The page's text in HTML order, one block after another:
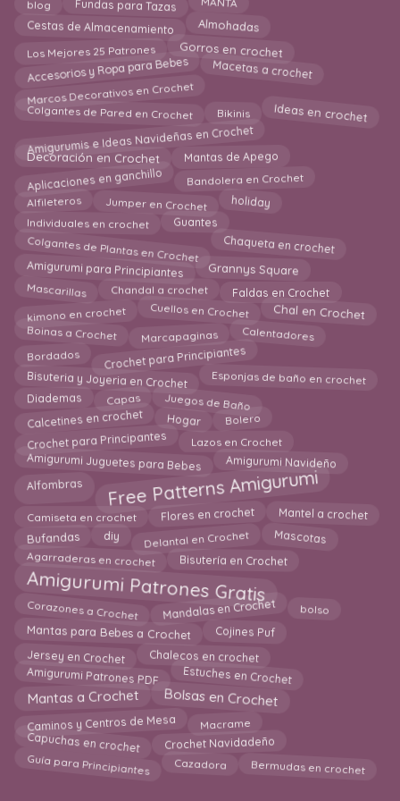
Fundas para Tazas MANTA
Cestas de Almacenamiento Almohadas
Los Mejores 25 Patrones Gorros en crochet
Accesorios y Ropa para Bebes Macetas a crochet
Marcos Decorativos en Crochet
Colgantes de Pared en Crochet Bikinis Ideas en crochet
Amigurumis e Ideas Navideñas en Crochet
Decoración en Crochet Mantas de Apego
Aplicaciones en ganchillo Bandolera en Crochet
Alfileteros Jumper en Crochet holiday
Individuales en crochet Guantes
Colgantes de Plantas en Crochet Chaqueta en crochet
Amigurumi para Principiantes Grannys Square
Mascarillas Chandal a crochet Faldas en Crochet
kimono en crochet Cuellos en Crochet Chal en Crochet
Boinas a Crochet Marcapaginas Calentadores
Bordados Crochet para Principiantes
Bisuteria y Joyeria en Crochet Esponjas de baño en crochet
Diademas Capas Juegos de Baño
Calcetines en crochet Hogar Bolero
Crochet para Principantes Lazos en Crochet
Amigurumi Juguetes para Bebes Amigurumi Navideño
Alfombras Free Patterns Amigurumi
Camiseta en crochet Flores en crochet Mantel a crochet
Bufandas diy Delantal en Crochet Mascotas
Agarraderas en crochet Bisutería en Crochet
Amigurumi Patrones Gratis
Corazones a Crochet Mandalas en Crochet bolso
Mantas para Bebes a Crochet Cojines Puf
Jersey en Crochet Chalecos en crochet
Amigurumi Patrones PDF Estuches en Crochet
Mantas a Crochet Bolsas en Crochet
Caminos y Centros de Mesa Macrame
Capuchas en crochet Crochet Navidadeño
Guía para Principiantes Cazadora Bermudas en crochet